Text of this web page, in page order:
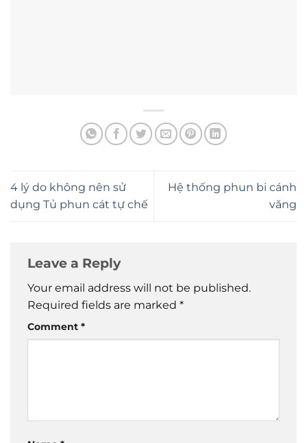
4 lý do không nên sử
dụng Tủ phun cát tự chế
Hệ thống phun bi cánh
văng
Leave a Reply
Your email address will not be published.
Required fields are marked *
Comment *